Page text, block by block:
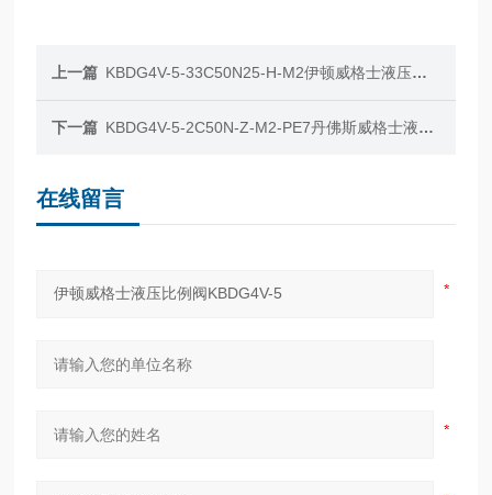
上一篇 KBDG4V-5-33C50N25-H-M2伊顿威格士液压比例阀KBDG4V-5
下一篇 KBDG4V-5-2C50N-Z-M2-PE7丹佛斯威格士液压比例阀KBDG4V-5
在线留言